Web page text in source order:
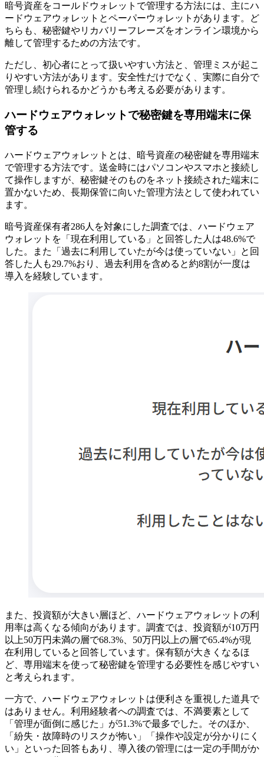
暗号資産をコールドウォレットで管理する方法には、主にハ
ードウェアウォレットとペーパーウォレットがあります。ど
ちらも、秘密鍵やリカバリーフレーズをオンライン環境から
離して管理するための方法です。
ただし、初心者にとって扱いやすい方法と、管理ミスが起こ
りやすい方法があります。安全性だけでなく、実際に自分で
管理し続けられるかどうかも考える必要があります。
ハードウェアウォレットで秘密鍵を専用端末に保
管する
ハードウェアウォレットとは、暗号資産の秘密鍵を専用端末
で管理する方法です。送金時にはパソコンやスマホと接続し
て操作しますが、秘密鍵そのものをネット接続された端末に
置かないため、長期保管に向いた管理方法として使われてい
ます。
暗号資産保有者286人を対象にした調査では、ハードウェア
ウォレットを「現在利用している」と回答した人は48.6%で
した。また「過去に利用していたが今は使っていない」と回
答した人も29.7%おり、過去利用を含めると約8割が一度は
導入を経験しています。
また、投資額が大きい層ほど、ハードウェアウォレットの利
用率は高くなる傾向があります。調査では、投資額が10万円
以上50万円未満の層で68.3%、50万円以上の層で65.4%が現
在利用していると回答しています。保有額が大きくなるほ
ど、専用端末を使って秘密鍵を管理する必要性を感じやすい
と考えられます。
一方で、ハードウェアウォレットは便利さを重視した道具で
はありません。利用経験者への調査では、不満要素として
「管理が面倒に感じた」が51.3%で最多でした。そのほか、
「紛失・故障時のリスクが怖い」「操作や設定が分かりにく
い」といった回答もあり、導入後の管理には一定の手間がか